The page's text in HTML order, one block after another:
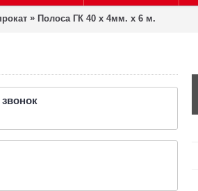
» Полоса ГК 40 х 4мм. х 6 м.